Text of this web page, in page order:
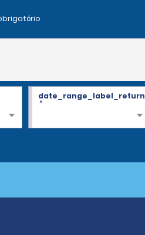
date_range_label_return
*